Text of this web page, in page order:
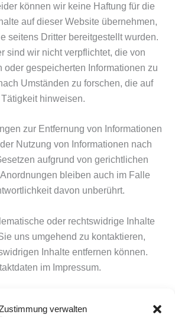
verwalten
können wir keine Haftung für die
auf dieser Website übernehmen,
seitens Dritter bereitgestellt wurden.
sind wir nicht verpflichtet, die von
oder gespeicherten Informationen zu
Umständen zu forschen, die auf
hinweisen.
zur Entfernung von Informationen
Nutzung von Informationen nach
aufgrund von gerichtlichen
bleiben auch im Falle
davon unberührt.
oder rechtswidrige Inhalte
uns umgehend zu kontaktieren,
Inhalte entfernen können.
im Impressum.
Abs 3 AStG